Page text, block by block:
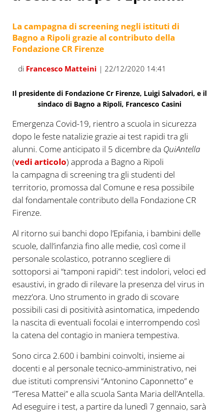
La campagna di screening negli istituti di
Bagno a Ripoli grazie al contributo della
Fondazione CR Firenze
di Francesco Matteini | 22/12/2020 14:41
Il presidente di Fondazione Cr Firenze, Luigi Salvadori, e il
sindaco di Bagno a Ripoli, Francesco Casini
Emergenza Covid-19, rientro a scuola in sicurezza
dopo le feste natalizie grazie ai test rapidi tra gli
alunni. Come anticipato il 5 dicembre da QuiAntella
(vedi articolo) approda a Bagno a Ripoli
la campagna di screening tra gli studenti del
territorio, promossa dal Comune e resa possibile
dal fondamentale contributo della Fondazione CR
Firenze.
Al ritorno sui banchi dopo l’Epifania, i bambini delle
scuole, dall’infanzia fino alle medie, così come il
personale scolastico, potranno scegliere di
sottoporsi ai “tamponi rapidi”: test indolori, veloci ed
esaustivi, in grado di rilevare la presenza del virus in
mezz’ora. Uno strumento in grado di scovare
possibili casi di positività asintomatica, impedendo
la nascita di eventuali focolai e interrompendo così
la catena del contagio in maniera tempestiva.
Sono circa 2.600 i bambini coinvolti, insieme ai
docenti e al personale tecnico-amministrativo, nei
due istituti comprensivi “Antonino Caponnetto” e
“Teresa Mattei” e alla scuola Santa Maria dell’Antella.
Ad eseguire i test, a partire da lunedì 7 gennaio, sarà